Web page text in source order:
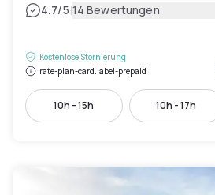
4.7/5|14 Bewertungen
Kostenlose Stornierung
rate-plan-card.label-prepaid
10h - 15h 10h - 17h